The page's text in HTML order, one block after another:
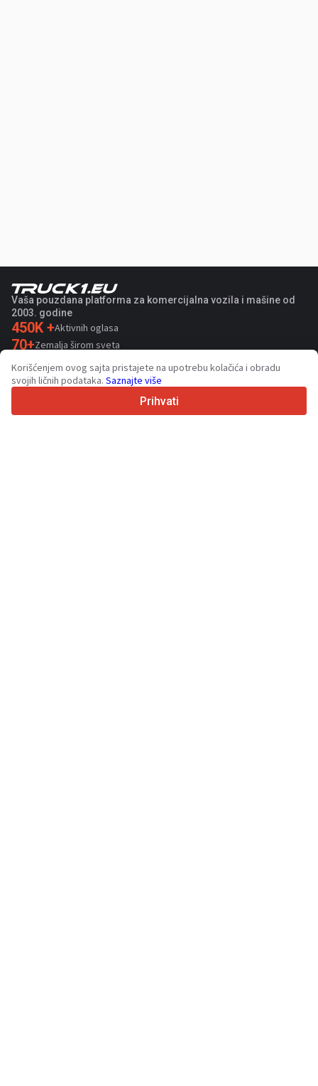
Vaša pouzdana platforma za komercijalna vozila i mašine od
2003. godine
450K +Aktivnih oglasa
70+Zemalja širom sveta
36Podržanih jezika
4.7/5
Korišćenjem ovog sajta pristajete na upotrebu kolačića i obradu
svojih ličnih podataka. Saznajte više
Prihvati